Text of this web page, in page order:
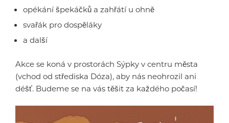
opékání špekáčků a zahřátí u ohně
svařák pro dospěláky
a další
Akce se koná v prostorách Sýpky v centru města
(vchod od střediska Dóza), aby nás neohrozil ani
déšť. Budeme se na vás těšit za každého počasí!